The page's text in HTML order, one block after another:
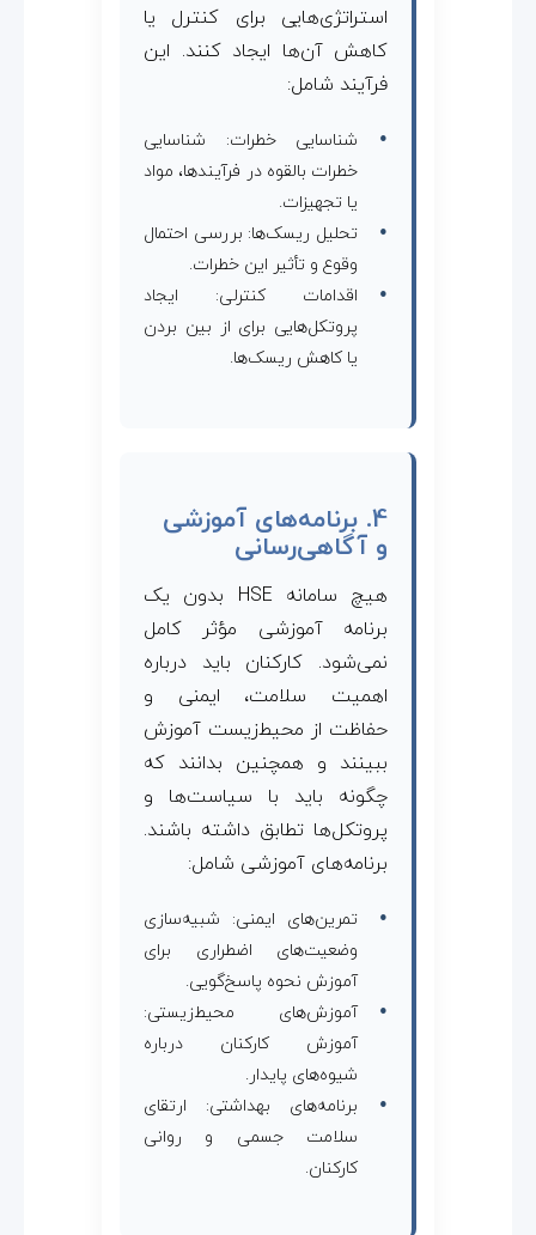
استراتژی‌هایی برای کنترل یا
کاهش آن‌ها ایجاد کنند. این
فرآیند شامل:
شناسایی خطرات: شناسایی
خطرات بالقوه در فرآیندها، مواد
یا تجهیزات.
تحلیل ریسک‌ها: بررسی احتمال
وقوع و تأثیر این خطرات.
اقدامات کنترلی: ایجاد
پروتکل‌هایی برای از بین بردن
یا کاهش ریسک‌ها.
4. برنامه‌های آموزشی
و آگاهی‌رسانی
هیچ سامانه HSE بدون یک
برنامه آموزشی مؤثر کامل
نمی‌شود. کارکنان باید درباره
اهمیت سلامت، ایمنی و
حفاظت از محیط‌زیست آموزش
ببینند و همچنین بدانند که
چگونه باید با سیاست‌ها و
پروتکل‌ها تطابق داشته باشند.
برنامه‌های آموزشی شامل:
تمرین‌های ایمنی: شبیه‌سازی
وضعیت‌های اضطراری برای
آموزش نحوه پاسخ‌گویی.
آموزش‌های محیط‌زیستی:
آموزش کارکنان درباره
شیوه‌های پایدار.
برنامه‌های بهداشتی: ارتقای
سلامت جسمی و روانی
کارکنان.